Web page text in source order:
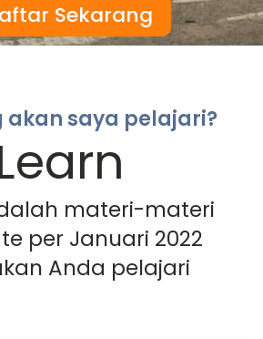
Sekarang
akan saya pelajari?
materi-materi
per Januari 2022
Anda pelajari